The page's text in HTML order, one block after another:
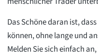
Das Schöne daran ist,
können, ohne lange und
Melden Sie sich einfach